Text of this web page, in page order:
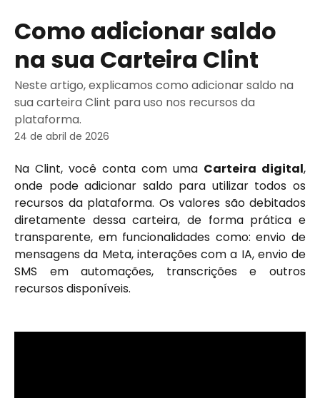
Como adicionar saldo
na sua Carteira Clint
Neste artigo, explicamos como adicionar saldo na
sua carteira Clint para uso nos recursos da
plataforma.
24 de abril de 2026
Na Clint, você conta com uma Carteira digital,
onde pode adicionar saldo para utilizar todos os
recursos da plataforma. Os valores são debitados
diretamente dessa carteira, de forma prática e
transparente, em funcionalidades como: envio de
mensagens da Meta, interações com a IA, envio de
SMS em automações, transcrições e outros
recursos disponíveis.